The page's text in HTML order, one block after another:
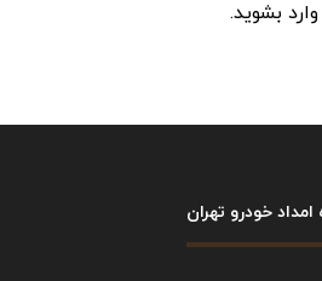
وارد بشوید.
امداد خودرو تهران